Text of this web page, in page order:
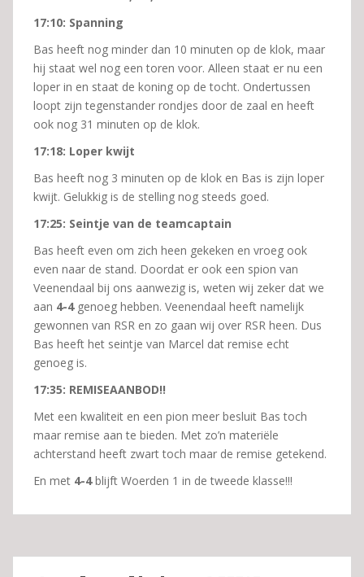
17:10: Spanning
Bas heeft nog minder dan 10 minuten op de klok, maar
hij staat wel nog een toren voor. Alleen staat er nu een
loper in en staat de koning op de tocht. Ondertussen
loopt zijn tegenstander rondjes door de zaal en heeft
ook nog 31 minuten op de klok.
17:18: Loper kwijt
Bas heeft nog 3 minuten op de klok en Bas is zijn loper
kwijt. Gelukkig is de stelling nog steeds goed.
17:25: Seintje van de teamcaptain
Bas heeft even om zich heen gekeken en vroeg ook
even naar de stand. Doordat er ook een spion van
Veenendaal bij ons aanwezig is, weten wij zeker dat we
aan 4-4genoeg hebben. Veenendaal heeft namelijk
gewonnen van RSR en zo gaan wij over RSR heen. Dus
Bas heeft het seintje van Marcel dat remise echt
genoeg is.
17:35: REMISEAANBOD!!
Met een kwaliteit en een pion meer besluit Bas toch
maar remise aan te bieden. Met zo’n materiële
achterstand heeft zwart toch maar de remise getekend.
En met 4-4blijft Woerden 1 in de tweede klasse!!!